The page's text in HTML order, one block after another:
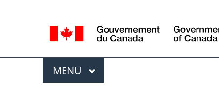
de
la
langue
selection
Menu
MENU PRINCIPAL